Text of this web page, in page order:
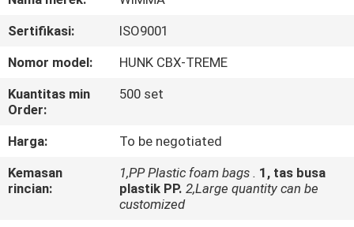
TUR
PABRIK
KONTROL
KUALITAS
Sertifikasi:
ISO9001
Nomor model:
HUNK CBX-TREME
Kuantitas min
Order:
500 set
Harga:
To be negotiated
Kemasan
rincian:
1,PP Plastic foam bags . 1, tas busa
plastik PP. 2,Large quantity can be
customized